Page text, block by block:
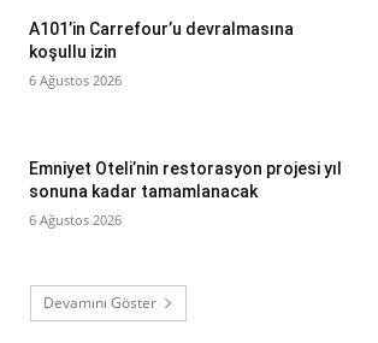
A101’in Carrefour’u devralmasına
koşullu izin
6 Ağustos 2026
Emniyet Oteli’nin restorasyon projesi yıl
sonuna kadar tamamlanacak
6 Ağustos 2026
Devamını Göster